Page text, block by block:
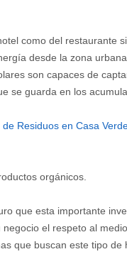
como del restaurante
desde la zona
son capaces de
se guarda en los
orgánicos.
que esta importante
negocio el respeto al
que buscan este tipo de